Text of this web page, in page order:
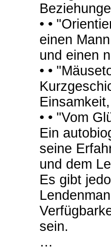
• •
einen
und einen
• •
• • "Vom
Ein
seine
und dem
Es gibt
sein.
…